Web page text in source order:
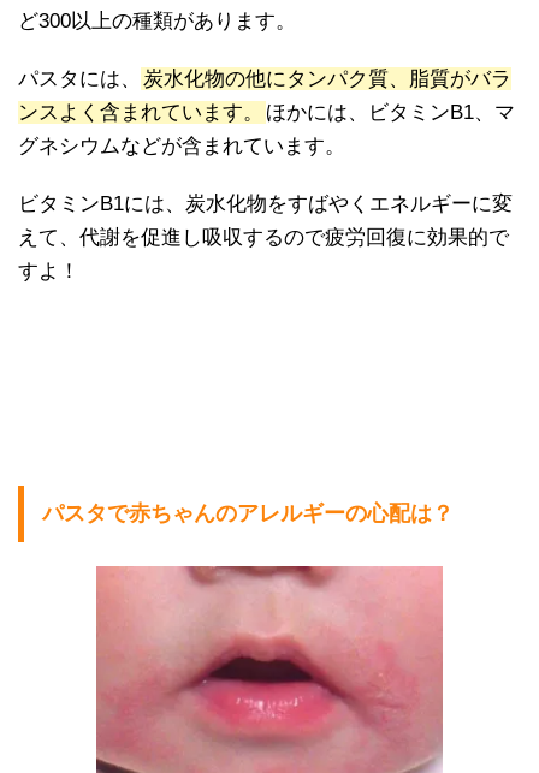
ど300以上の種類があります。
パスタには、
炭水化物の他にタンパク質、脂質がバラ
ンスよく含まれています。
ほかには、ビタミンB1、マ
グネシウムなどが含まれています。
ビタミンB1には、炭水化物をすばやくエネルギーに変
えて、代謝を促進し吸収するので疲労回復に効果的で
すよ！
パスタで赤ちゃんのアレルギーの心配は？